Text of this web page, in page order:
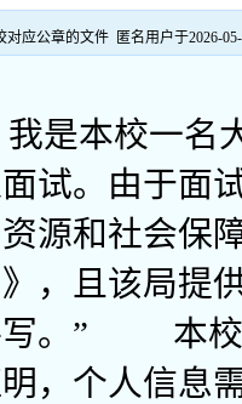
对应公章的文件 匿名用户于2026-
本校一名大
试。由于面
源和社会保
，且该局提
写。” 本校
，个人信息